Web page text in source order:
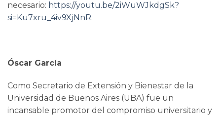
necesario: https://youtu.be/2iWuWJkdgSk?
si=Ku7xru_4iv9XjNnR.
Óscar García
Como Secretario de Extensión y Bienestar de la
Universidad de Buenos Aires (UBA) fue un
incansable promotor del compromiso universitario y